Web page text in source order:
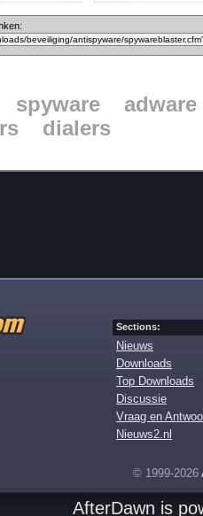
spyware
adware
dialers
Sections:
Nieuws
Downloads
Top Downloads
Discussie
Vraag en
Nieuws2.nl
© 1999-2026
AfterDawn is